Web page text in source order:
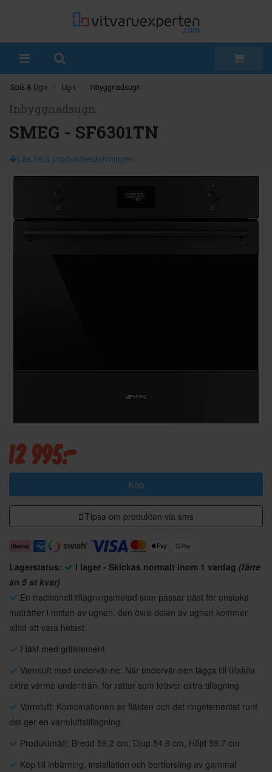
Spis & Ugn Ugn Inbyggnadsugn
Inbyggnadsugn
SMEG - SF6301TN
Läs hela produktbeskrivningen
12 995:-
Köp
Tipsa om produkten via sms
Lagerstatus: I lager - Skickas normalt inom 1 vardag (färre
än 5 st kvar)
En traditionell tillagningsmetod som passar bäst för enstaka
maträtter i mitten av ugnen. den övre delen av ugnen kommer
alltid att vara hetast.
Fläkt med grillelement
Varmluft med undervärme: När undervärmen läggs till tillsätts
extra värme underifrån, för rätter som kräver extra tillagning.
Varmluft: Kombinationen av fläkten och det ringelementet runt
det ger en varmluftstillagning.
Produktmått: Bredd 59.2 cm, Djup 54.8 cm, Höjd 59.7 cm
Köp till inbärning, installation och bortforsling av gammal